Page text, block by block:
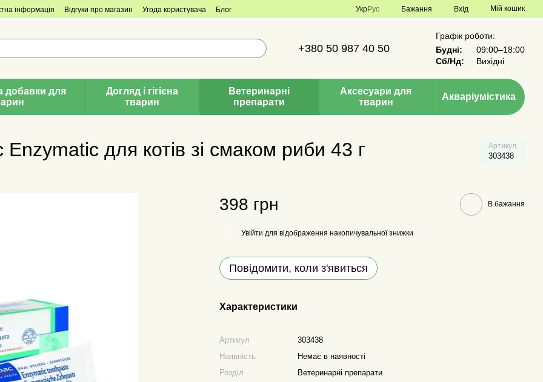
інформація Відгуки про магазин Угода користувача Блог УкрРус Бажання Вхід Мій кошик
+380 50 987 40 50
Графік роботи:
Будні:
09:00–18:00
Сб/Нд:
Вихідні
добавки для
Догляд і гігієна
тварин
Ветеринарні
препарати
Аксесуари для
тварин
Акваріумістика
для котів зі смаком риби 43 г Артикул
303438
398 грн В бажання
Увійти для відображення накопичувальної знижки
Повідомити, коли з'явиться
Характеристики
Артикул
303438
Наявність
Немає в наявності
Розділ
Ветеринарні препарати